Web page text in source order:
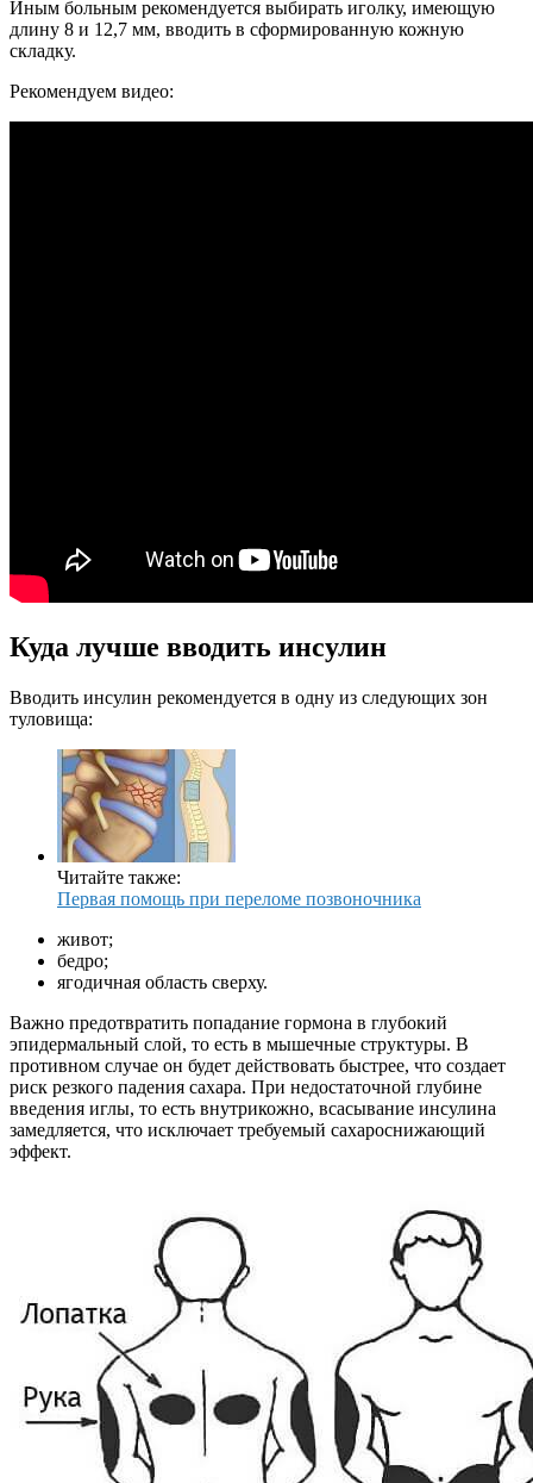
Иным больным рекомендуется выбирать иголку, имеющую
длину 8 и 12,7 мм, вводить в сформированную кожную
складку.
Рекомендуем видео:
Куда лучше вводить инсулин
Вводить инсулин рекомендуется в одну из следующих зон
туловища:
Читайте также:
Первая помощь при переломе позвоночника
живот;
бедро;
ягодичная область сверху.
Важно предотвратить попадание гормона в глубокий
эпидермальный слой, то есть в мышечные структуры. В
противном случае он будет действовать быстрее, что создает
риск резкого падения сахара. При недостаточной глубине
введения иглы, то есть внутрикожно, всасывание инсулина
замедляется, что исключает требуемый сахароснижающий
эффект.